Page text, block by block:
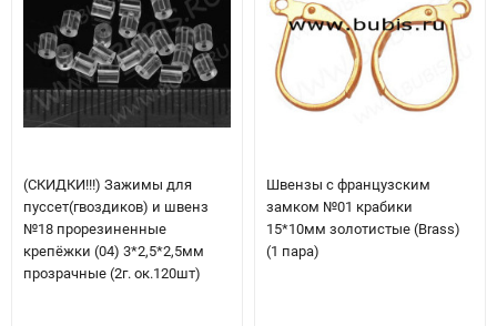
(СКИДКИ!!!) Зажимы для
пуссет(гвоздиков) и швенз
№18 прорезиненные
крепёжки (04) 3*2,5*2,5мм
прозрачные (2г. ок.120шт)
Швензы с французским
замком №01 крабики
15*10мм золотистые (Brass)
(1 пара)